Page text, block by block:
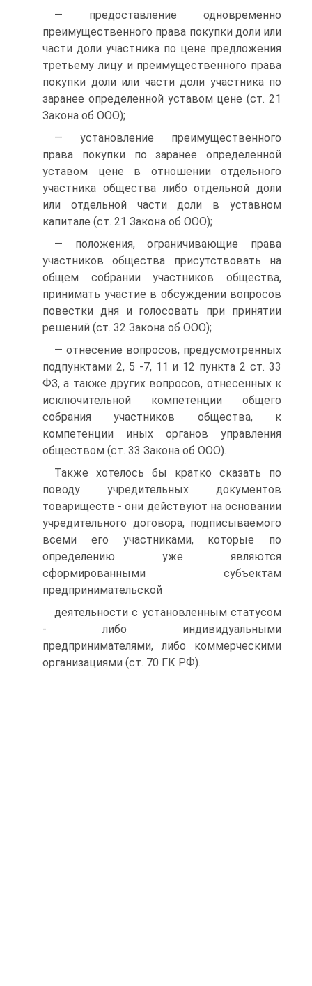
— предоставление одновременно
преимущественного права покупки доли или
части доли участника по цене предложения
третьему лицу и преимущественного права
покупки доли или части доли участника по
заранее определенной уставом цене (ст. 21
Закона об ООО);
— установление преимущественного
права покупки по заранее определенной
уставом цене в отношении отдельного
участника общества либо отдельной доли
или отдельной части доли в уставном
капитале (ст. 21 Закона об ООО);
— положения, ограничивающие права
участников общества присутствовать на
общем собрании участников общества,
принимать участие в обсуждении вопросов
повестки дня и голосовать при принятии
решений (ст. 32 Закона об ООО);
— отнесение вопросов, предусмотренных
подпунктами 2, 5 -7, 11 и 12 пункта 2 ст. 33
ФЗ, а также других вопросов, отнесенных к
исключительной компетенции общего
собрания участников общества, к
компетенции иных органов управления
обществом (ст. 33 Закона об ООО).
Также хотелось бы кратко сказать по
поводу учредительных документов
товариществ - они действуют на основании
учредительного договора, подписываемого
всеми его участниками, которые по
определению уже являются
сформированными субъектам
предпринимательской
деятельности с установленным статусом
- либо индивидуальными
предпринимателями, либо коммерческими
организациями (ст. 70 ГК РФ).